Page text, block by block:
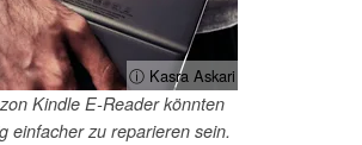
ⓘ Kasra Askari
Kindle E-Reader könnten
einfacher zu reparieren sein.